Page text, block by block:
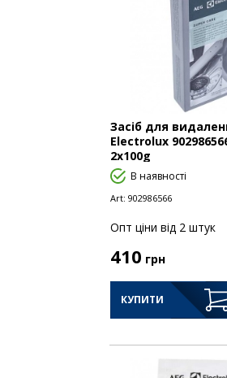
Засіб для
Electrolux
2x100g
В наявності
Art: 902986566
Опт цiни від 2 штук
410 грн
КУПИТИ